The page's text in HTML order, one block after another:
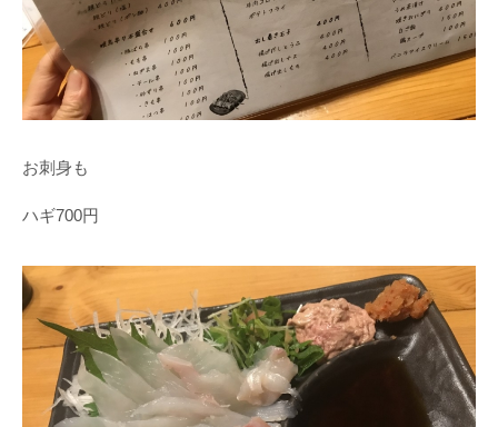
お刺身も
ハギ700円